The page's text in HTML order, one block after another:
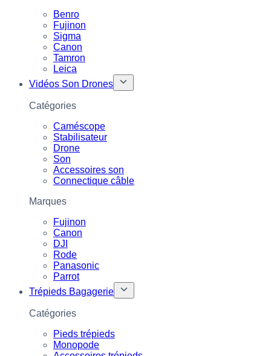
Benro
Fujinon
Sigma
Canon
Tamron
Leica
Vidéos Son Drones
Catégories
Caméscope
Stabilisateur
Drone
Son
Accessoires son
Connectique câble
Marques
Fujinon
Canon
DJI
Rode
Panasonic
Parrot
Trépieds Bagagerie
Catégories
Pieds trépieds
Monopode